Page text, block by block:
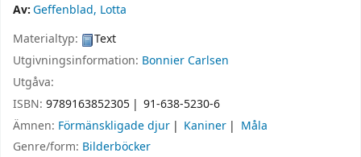
Av:Geffenblad, Lotta
Materialtyp:
Text
Utgivningsinformation: Bonnier Carlsen
Utgåva:
ISBN: 9789163852305
91-638-5230-6
Ämnen: Förmänskligade djur Kaniner
Måla
Genre/form: Bilderböcker